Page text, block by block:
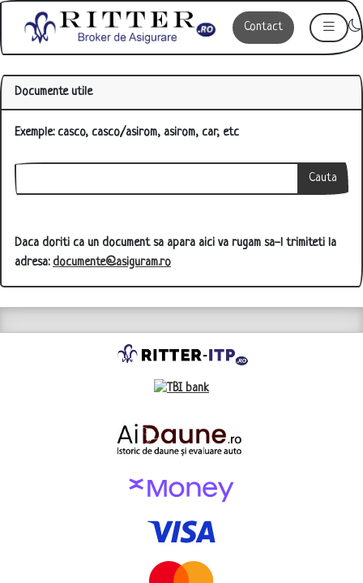
Contact
Documente utile
Exemple: casco, casco/asirom, asirom, car, etc
Daca doriti ca un document sa apara aici va rugam sa-l trimiteti la
adresa: documente@asiguram.ro